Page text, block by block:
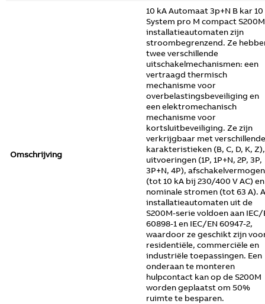
Omschrijving
10 kA Automaat 3p+N B kar 10
System pro M compact S200M
installatieautomaten zijn
stroombegrenzend. Ze
twee verschillende
uitschakelmechanismen: een
vertraagd thermisch
mechanisme voor
overbelastingsbeveiliging en
een elektromechanisch
mechanisme voor
kortsluitbeveiliging. Ze zijn
verkrijgbaar met verschillende
karakteristieken (B, C, D, K, Z),
uitvoeringen (1P, 1P+N, 2P, 3P,
3P+N, 4P),
(tot 10 kA bij 230/400 V AC) en
nominale stromen (tot 63 A).
installatieautomaten uit de
S200M-serie voldoen aan IEC/
60898-1 en IEC/EN 60947-2,
waardoor ze geschikt zijn
residentiële, commerciële en
industriële toepassingen. Een
onderaan te monteren
hulpcontact kan op de S200M
worden geplaatst om 50%
ruimte te besparen.